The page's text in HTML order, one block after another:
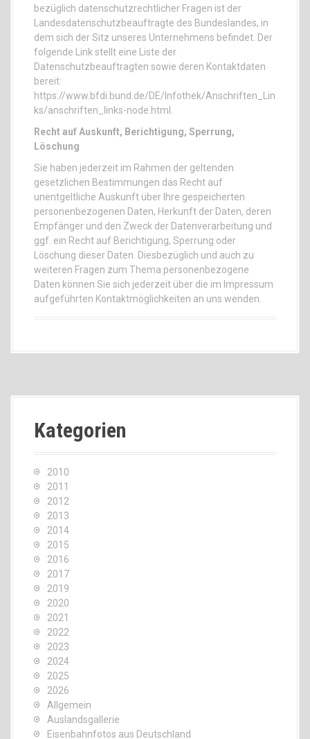
bezüglich datenschutzrechtlicher Fragen ist der
Landesdatenschutzbeauftragte des Bundeslandes, in
dem sich der Sitz unseres Unternehmens befindet. Der
folgende Link stellt eine Liste der
Datenschutzbeauftragten sowie deren Kontaktdaten
bereit:
https://www.bfdi.bund.de/DE/Infothek/Anschriften_Lin
ks/anschriften_links-node.html.
Recht auf Auskunft, Berichtigung, Sperrung,
Löschung
Sie haben jederzeit im Rahmen der geltenden
gesetzlichen Bestimmungen das Recht auf
unentgeltliche Auskunft über Ihre gespeicherten
personenbezogenen Daten, Herkunft der Daten, deren
Empfänger und den Zweck der Datenverarbeitung und
ggf. ein Recht auf Berichtigung, Sperrung oder
Löschung dieser Daten. Diesbezüglich und auch zu
weiteren Fragen zum Thema personenbezogene
Daten können Sie sich jederzeit über die im Impressum
aufgeführten Kontaktmöglichkeiten an uns wenden.
Kategorien
2010
2011
2012
2013
2014
2015
2016
2017
2019
2020
2021
2022
2023
2024
2025
2026
Allgemein
Auslandsgallerie
Eisenbahnfotos aus Deutschland